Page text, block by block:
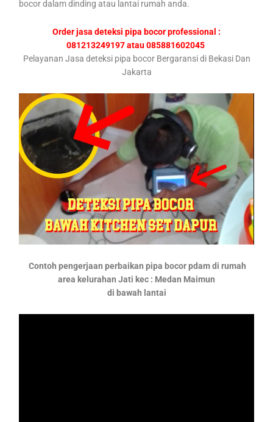
bocor dalam dinding atau lantai rumah anda.
Order jasa deteksi pipa bocor professional :
081213249197 atau 085881602045
Pelayanan Jasa deteksi pipa bocor Bergaransi di Bekasi Dan
Jakarta
Contoh pengerjaan perbaikan pipa bocor pdam di rumah
area kelurahan Jati kec : Medan Maimun
di bawah lantai